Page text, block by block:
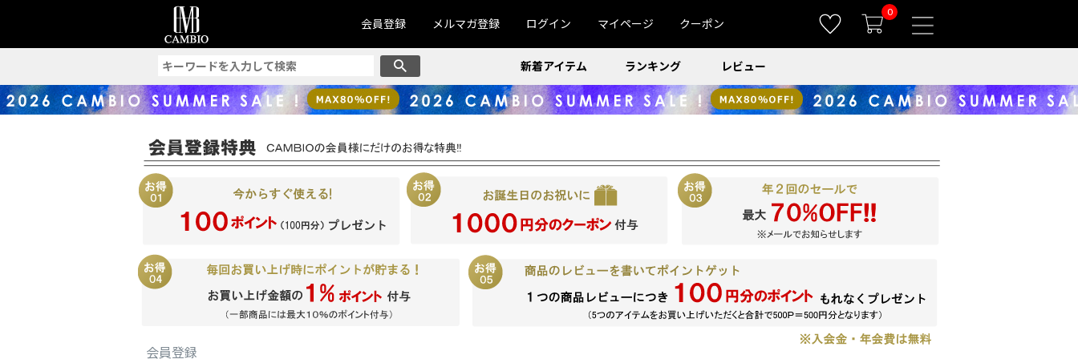
会員登録 メルマガ登録 ログイン マイページ クーポン
0
新着アイテム ランキング レビュー
会員登録